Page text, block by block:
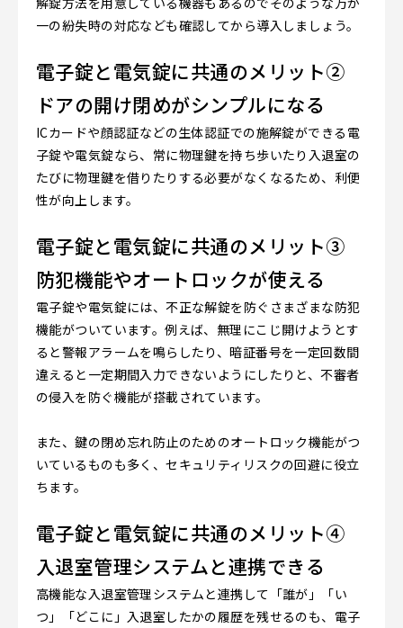
一の紛失時の対応なども確認してから導入しましょう。
電子錠と電気錠に共通のメリット②
ドアの開け閉めがシンプルになる
ICカードや顔認証などの生体認証での施解錠ができる電
子錠や電気錠なら、常に物理鍵を持ち歩いたり入退室の
たびに物理鍵を借りたりする必要がなくなるため、利便
性が向上します。
電子錠と電気錠に共通のメリット③
防犯機能やオートロックが使える
電子錠や電気錠には、不正な解錠を防ぐさまざまな防犯
機能がついています。例えば、無理にこじ開けようとす
ると警報アラームを鳴らしたり、暗証番号を一定回数間
違えると一定期間入力できないようにしたりと、不審者
の侵入を防ぐ機能が搭載されています。
また、鍵の閉め忘れ防止のためのオートロック機能がつ
いているものも多く、セキュリティリスクの回避に役立
ちます。
電子錠と電気錠に共通のメリット④
入退室管理システムと連携できる
高機能な入退室管理システムと連携して「誰が」「い
つ」「どこに」入退室したかの履歴を残せるのも、電子